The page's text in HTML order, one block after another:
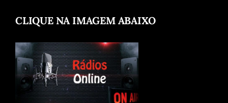
CLIQUE NA IMAGEM ABAIXO